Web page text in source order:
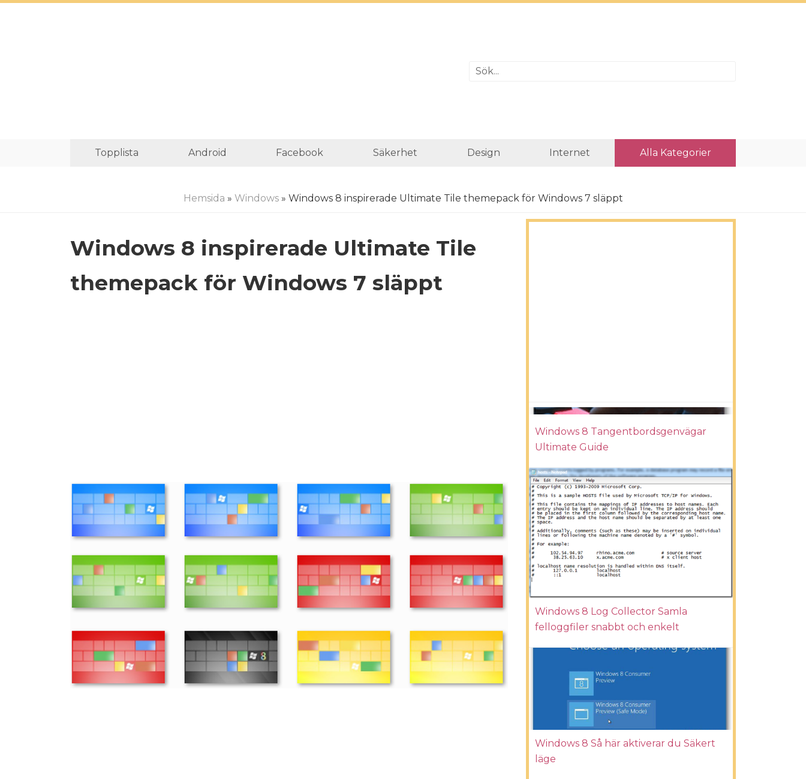
Topplista Android Facebook Säkerhet Design Internet Alla Kategorier
Hemsida » Windows» Windows 8 inspirerade Ultimate Tile themepack för Windows 7 släppt
Windows 8 inspirerade Ultimate Tile
themepack för Windows 7 släppt
Windows 8 Tangentbordsgenvägar
Ultimate Guide
Windows 8 Log Collector Samla
felloggfiler snabbt och enkelt
Windows 8 Så här aktiverar du Säkert
läge